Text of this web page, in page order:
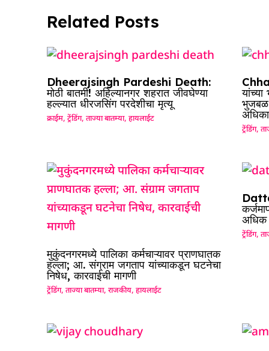
k
Related Posts
Dheerajsingh Pardeshi Death:
मोठी बातमी! अहिल्यानगर शहरात जीवघेण्या
हल्ल्यात धीरजसिंग परदेशीचा मृत्यू
क्राईम,ट्रेंडिंग,ताज्या बातम्या,हायलाईट
भुजबळ
ट्रेंडिंग,
मुकुंदनगरमध्ये पालिका कर्मचाऱ्यावर प्राणघातक
हल्ला; आ. संग्राम जगताप यांच्याकडून घटनेचा
निषेध, कारवाईची मागणी
ट्रेंडिंग,ताज्या बातम्या,राजकीय,हायलाईट
अधिक
ट्रेंडिंग,